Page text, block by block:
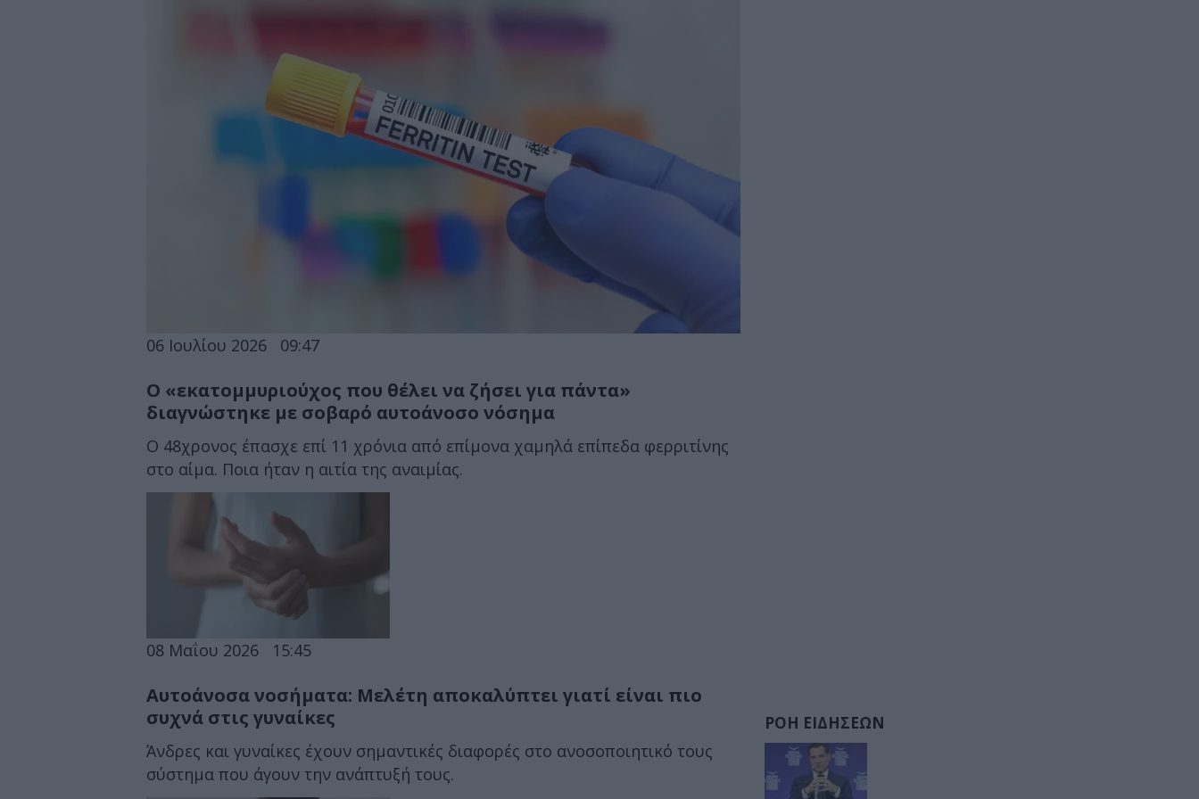
06 Ιουλίου 2026 09:47
Ο «εκατομμυριούχος που θέλει να ζήσει για πάντα»
διαγνώστηκε με σοβαρό αυτοάνοσο νόσημα
Ο 48χρονος έπασχε επί 11 χρόνια από επίμονα χαμηλά επίπεδα φερριτίνης
στο αίμα. Ποια ήταν η αιτία της αναιμίας.
08 Μαΐου 2026 15:45
Αυτοάνοσα νοσήματα: Μελέτη αποκαλύπτει γιατί είναι πιο
συχνά στις γυναίκες
Άνδρες και γυναίκες έχουν σημαντικές διαφορές στο ανοσοποιητικό τους
σύστημα που άγουν την ανάπτυξή τους.
ΡΟΗ ΕΙΔΗΣΕΩΝ